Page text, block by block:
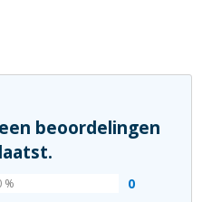
beoordelingen
0
%